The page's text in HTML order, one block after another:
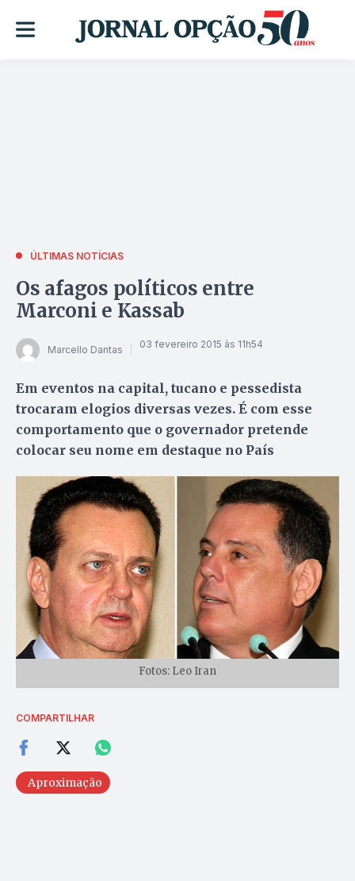
ÚLTIMAS NOTÍCIAS
Os afagos políticos entre
Marconi e Kassab
Marcello Dantas 03 fevereiro 2015 às 11h54
Em eventos na capital, tucano e pessedista
trocaram elogios diversas vezes. É com esse
comportamento que o governador pretende
colocar seu nome em destaque no País
Fotos: Leo Iran
COMPARTILHAR
Aproximação